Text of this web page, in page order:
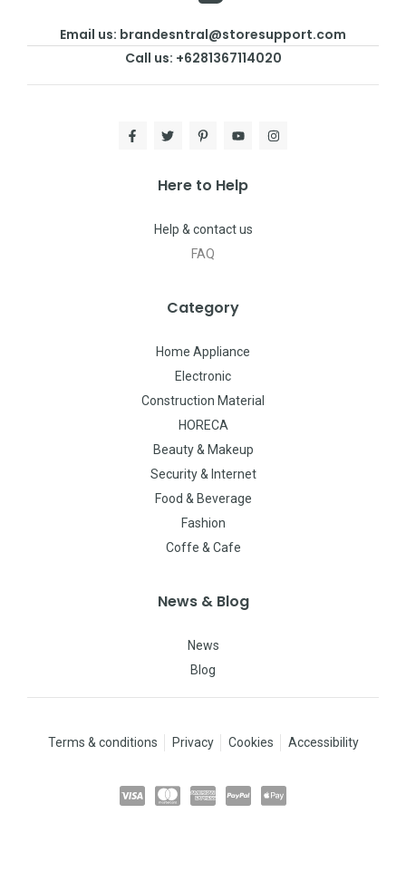
Email us: brandesntral@storesupport.com
Call us: +6281367114020
Here to Help
Help & contact us
FAQ
Category
Home Appliance
Electronic
Construction Material
HORECA
Beauty & Makeup
Security & Internet
Food & Beverage
Fashion
Coffe & Cafe
News & Blog
News
Blog
Terms & conditions Privacy Cookies Accessibility